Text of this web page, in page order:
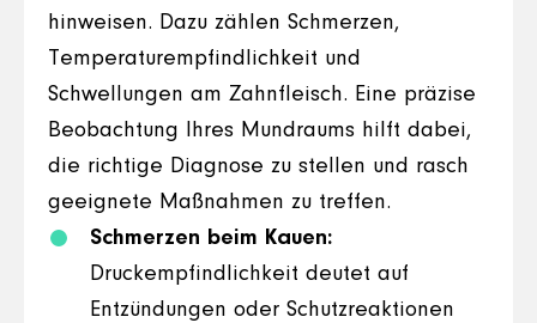
hinweisen. Dazu zählen Schmerzen,
Temperaturempfindlichkeit und
Schwellungen am Zahnfleisch. Eine präzise
Beobachtung Ihres Mundraums hilft dabei,
die richtige Diagnose zu stellen und rasch
geeignete Maßnahmen zu treffen.
Schmerzen beim Kauen:
Druckempfindlichkeit deutet auf
Entzündungen oder Schutzreaktionen